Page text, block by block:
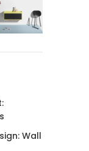
Wall